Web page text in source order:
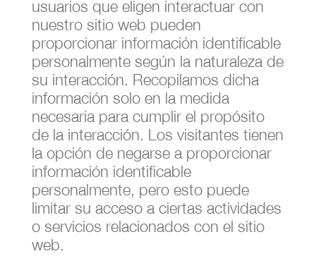
usuarios que eligen interactuar con
nuestro sitio web pueden
proporcionar información identificable
personalmente según la naturaleza de
su interacción. Recopilamos dicha
información solo en la medida
necesaria para cumplir el propósito
de la interacción. Los visitantes tienen
la opción de negarse a proporcionar
información identificable
personalmente, pero esto puede
limitar su acceso a ciertas actividades
o servicios relacionados con el sitio
web.